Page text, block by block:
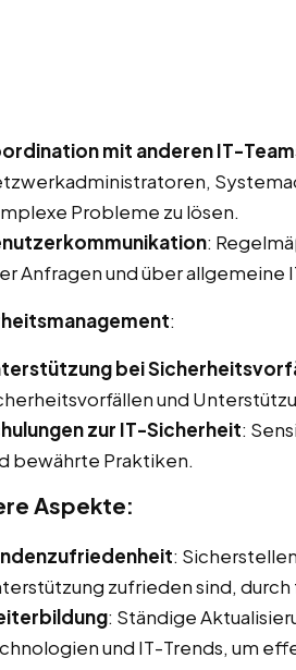
mit anderen IT-
Probleme zu lösen.
:
Anfragen und über allgemeine
:
bei
und
zur IT-Sicherheit:
bewährte Praktiken.
Aspekte:
:
zufrieden sind,
: Ständige
und IT-Trends, um